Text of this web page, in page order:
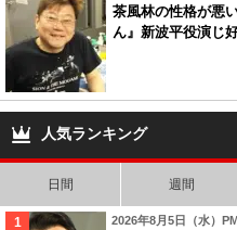
茶風林の性格が悪
ん』新波平役演じ
人気ランキング
日間 週間
2026年8月5日（水）